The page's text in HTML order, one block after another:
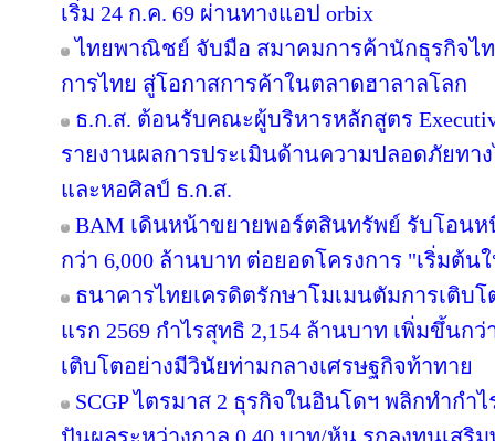
เริ่ม 24 ก.ค. 69 ผ่านทางแอป orbix
ไทยพาณิชย์ จับมือ สมาคมการค้านักธุรกิจไ
การไทย สู่โอกาสการค้าในตลาดฮาลาลโลก
ธ.ก.ส. ต้อนรับคณะผู้บริหารหลักสูตร
รายงานผลการประเมินด้านความปลอดภัยท
และหอศิลป์ ธ.ก.ส.
BAM เดินหน้าขยายพอร์ตสินทรัพย์ รับโอน
กว่า 6,000 ล้านบาท ต่อยอดโครงการ "เริ่มต้น
ธนาคารไทยเครดิตรักษาโมเมนตัมการเติบ
แรก 2569 กำไรสุทธิ 2,154 ล้านบาท เพิ่มขึ้นก
เติบโตอย่างมีวินัยท่ามกลางเศรษฐกิจท้าทาย
SCGP ไตรมาส 2 ธุรกิจในอินโดฯ พลิกทำกำ